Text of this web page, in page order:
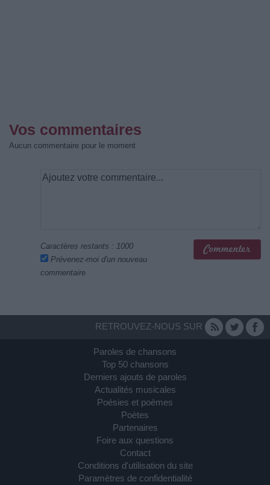
Vos commentaires
Aucun commentaire pour le moment
Caractères restants : 1000
Prévenez-moi d'un nouveau
commentaire
RETROUVEZ-NOUS SUR
Paroles de chansons
Top 50 chansons
Derniers ajouts de paroles
Actualités musicales
Poésies et poèmes
Poètes
Partenaires
Foire aux questions
Contact
Conditions d'utilisation du site
Paramètres de confidentialité